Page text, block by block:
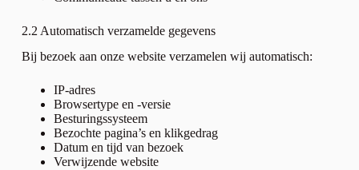
2.2 Automatisch verzamelde gegevens
Bij bezoek aan onze website verzamelen wij automatisch:
IP-adres
Browsertype en -versie
Besturingssysteem
Bezochte pagina’s en klikgedrag
Datum en tijd van bezoek
Verwijzende website